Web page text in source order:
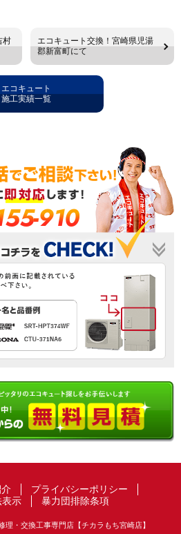
村
エコキュート交換！宮崎県児湯
郡新富町にて
エコキュート
施工実績一覧
910
プライバシーポリシー
示
暴力団排除条項
・交換工事専門店【チカラもち宮崎店】